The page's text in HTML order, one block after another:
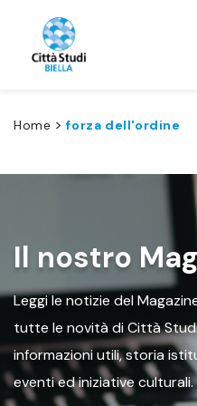
Home >forza dell'ordine
Il nostro
Leggi le notizie del
tutte le novità di Città
informazioni utili, storia
eventi ed iniziative culturali.